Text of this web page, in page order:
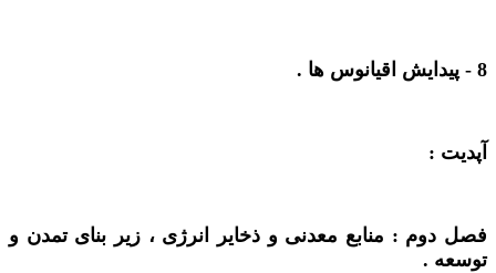
8 - پیدایش اقیانوس ها .
آپدیت :
فصل دوم : منابع معدنی و ذخایر انرژی ، زیر بنای تمدن و
توسعه .